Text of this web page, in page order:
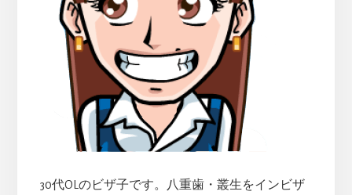
30代OLのビザ子です。八重歯・叢生をインビザ